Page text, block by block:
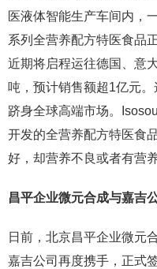
医液体智能生产车间内，
系列全营养配方特医食品
近期将启程运往德国、意
吨，预计销售额超1亿元。
跻身全球高端市场。
开发的全营养配方特医食
好，却营养不良或者有营
昌平企业微元合成与嘉吉
日前，北京昌平企业微元
嘉吉公司再度携手，正式